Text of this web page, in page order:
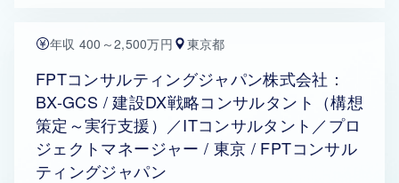
年収 400～2,500万円 東京都
FPTコンサルティングジャパン株式会社：
BX-GCS / 建設DX戦略コンサルタント（構想
策定～実行支援）／ITコンサルタント／プロ
ジェクトマネージャー / 東京 / FPTコンサル
ティングジャパン